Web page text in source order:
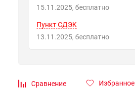
15.11.2025
Бесплатно
Пункт СДЭК
13.11.2025
Бесплатно
Сравнение Избранное